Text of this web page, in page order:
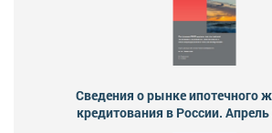
Сведения о рынке ипотечного
кредитования в России. Апрель